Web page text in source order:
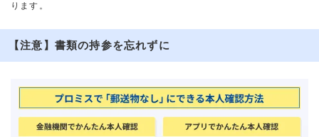
ります。
【注意】書類の持参を忘れずに